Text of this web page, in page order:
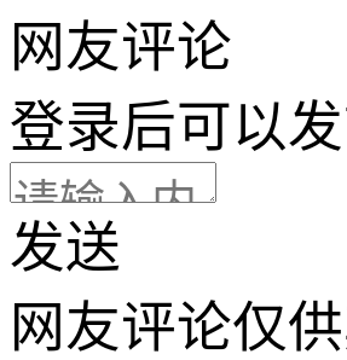
网友评论
登录后可以
发送
网友评论仅